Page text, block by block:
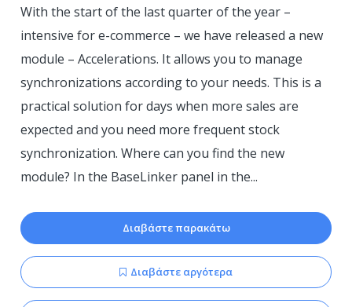
With the start of the last quarter of the year –
intensive for e-commerce – we have released a new
module – Accelerations. It allows you to manage
synchronizations according to your needs. This is a
practical solution for days when more sales are
expected and you need more frequent stock
synchronization. Where can you find the new
module? In the BaseLinker panel in the...
Διαβάστε παρακάτω
Διαβάστε αργότερα